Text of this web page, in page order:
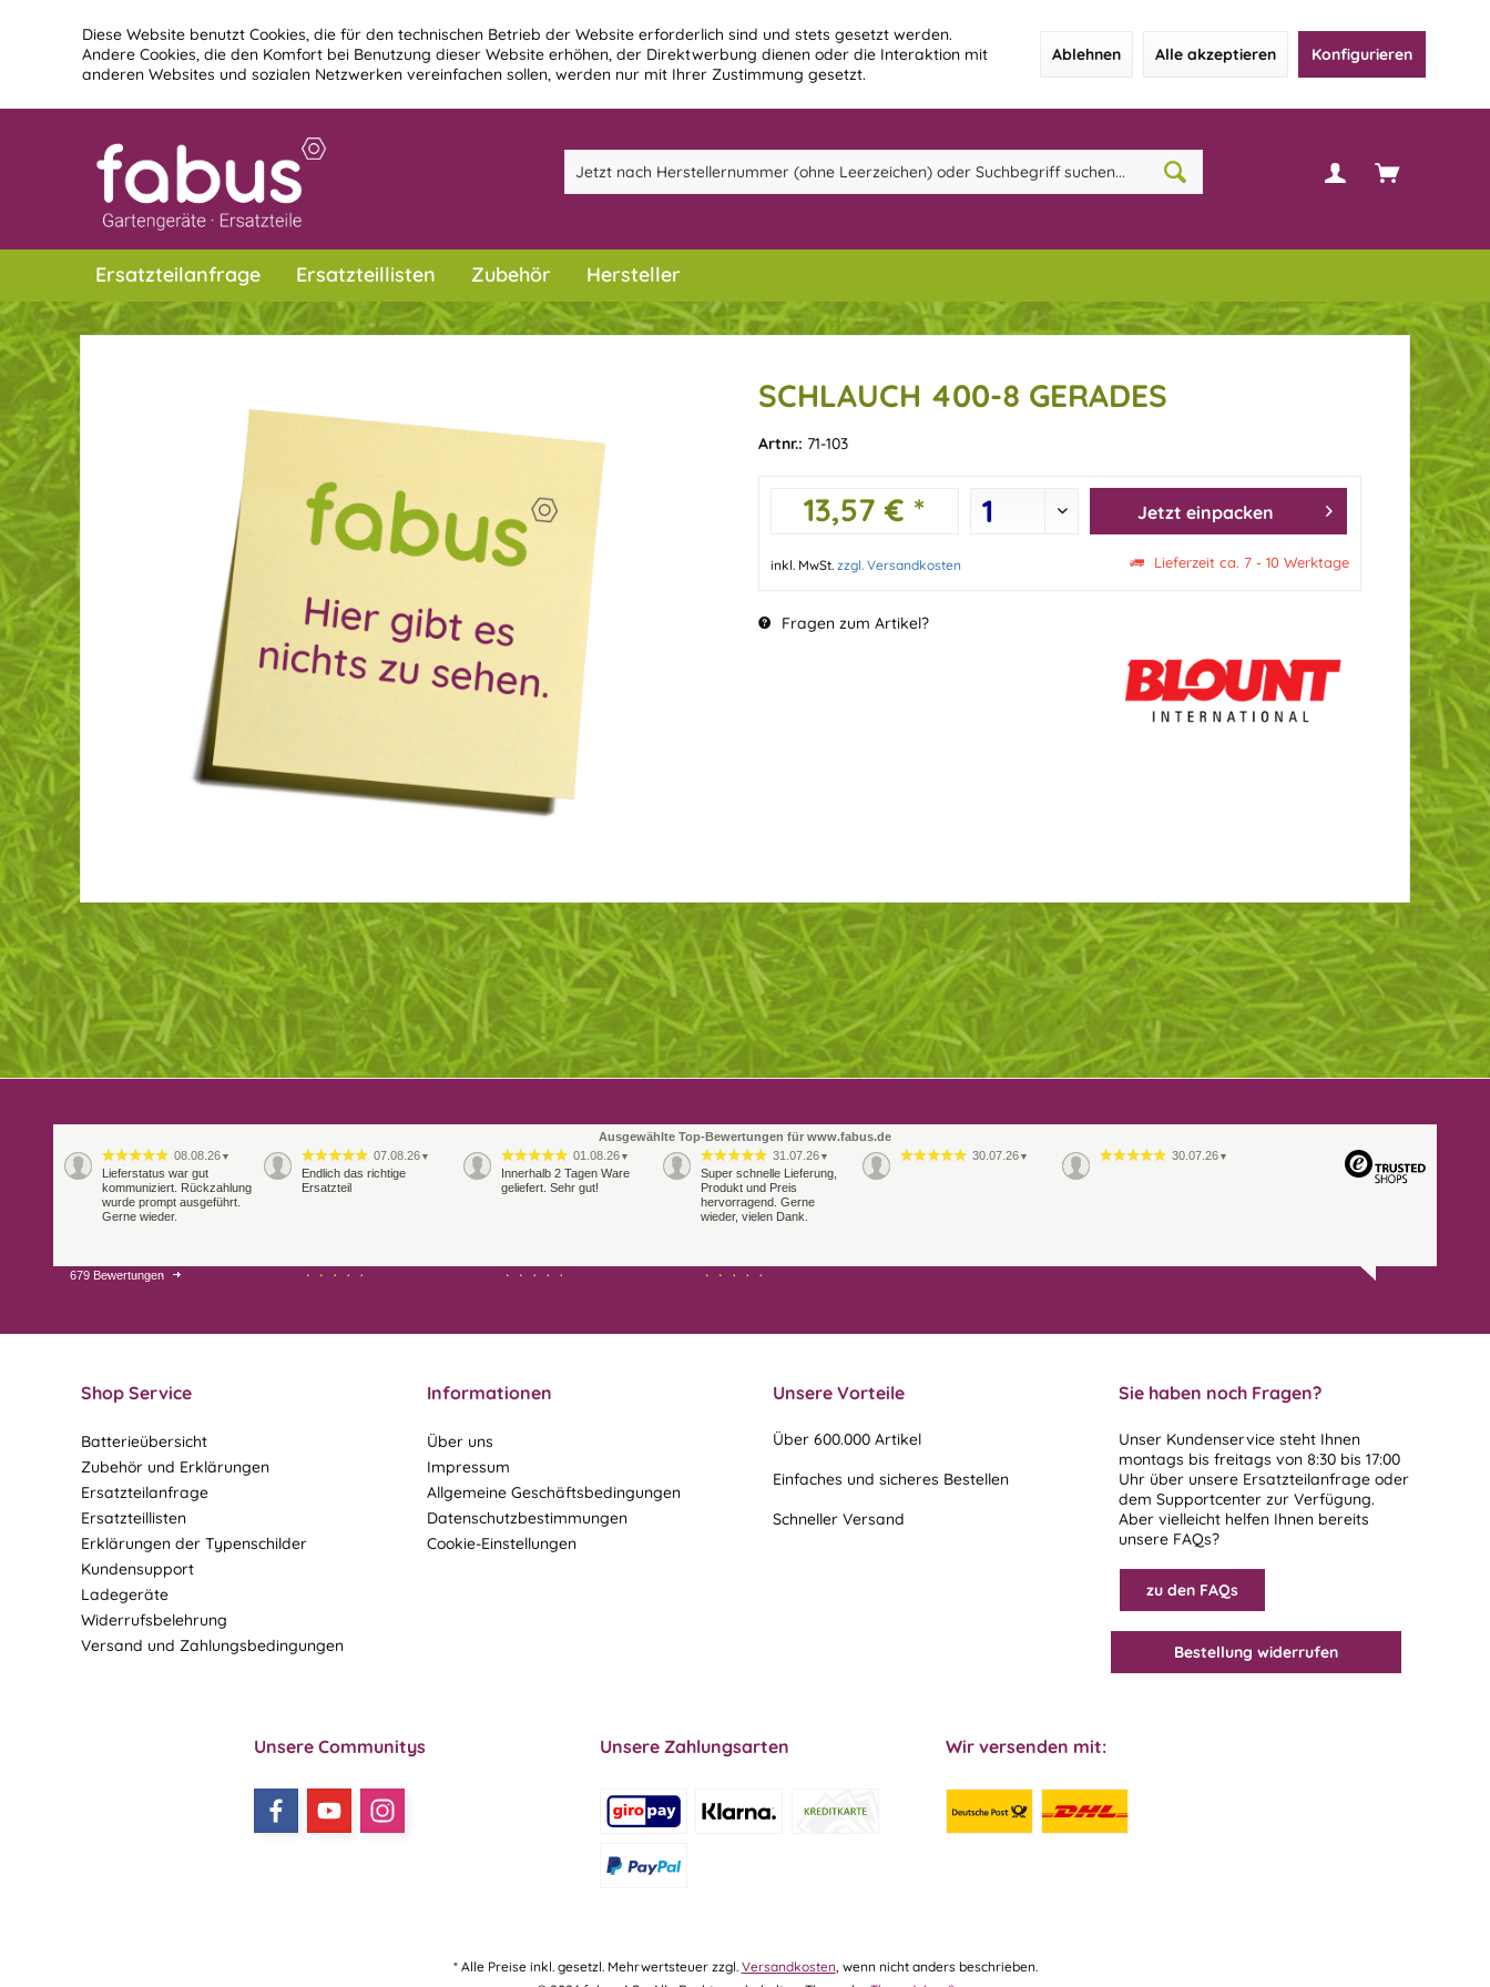
Diese Website benutzt Cookies, die für den technischen Betrieb der Website erforderlich sind und stets gesetzt werden.
Andere Cookies, die den Komfort bei Benutzung dieser Website erhöhen, der Direktwerbung dienen oder die Interaktion mit
anderen Websites und sozialen Netzwerken vereinfachen sollen, werden nur mit Ihrer Zustimmung gesetzt.
Ablehnen Alle akzeptieren Konfigurieren
Ersatzteilanfrage Ersatzteillisten Zubehör Hersteller
SCHLAUCH 400-8 GERADES
Artnr.: 71-103
13,57 € * Jetzt einpacken
inkl. MwSt. zzgl. Versandkosten Lieferzeit ca. 7 - 10 Werktage
Fragen zum Artikel?
Ausgewählte Top-Bewertungen für www.fabus.de
08.08.26 ▼
Lieferstatus war gut
kommuniziert. Rückzahlung
wurde prompt ausgeführt.
Gerne wieder.
07.08.26 ▼
Endlich das richtige
Ersatzteil
01.08.26 ▼
Innerhalb 2 Tagen Ware
geliefert. Sehr gut!
31.07.26 ▼
Super schnelle Lieferung,
Produkt und Preis
hervorragend. Gerne
wieder, vielen Dank.
30.07.26 ▼ 30.07.26 ▼
29.07.26
679 Bewertungen
Shop Service
Batterieübersicht
Zubehör und Erklärungen
Ersatzteilanfrage
Ersatzteillisten
Erklärungen der Typenschilder
Kundensupport
Ladegeräte
Widerrufsbelehrung
Versand und Zahlungsbedingungen
Informationen
Über uns
Impressum
Allgemeine Geschäftsbedingungen
Datenschutzbestimmungen
Cookie-Einstellungen
Unsere Vorteile
Über 600.000 Artikel
Einfaches und sicheres Bestellen
Schneller Versand
Sie haben noch Fragen?
Unser Kundenservice steht Ihnen
montags bis freitags von 8:30 bis 17:00
Uhr über unsere Ersatzteilanfrage oder
dem Supportcenter zur Verfügung.
Aber vielleicht helfen Ihnen bereits
unsere FAQs?
zu den FAQs
Bestellung widerrufen
Unsere Communitys Unsere Zahlungsarten Wir versenden mit:
* Alle Preise inkl. gesetzl. Mehrwertsteuer zzgl. Versandkosten, wenn nicht anders beschrieben.